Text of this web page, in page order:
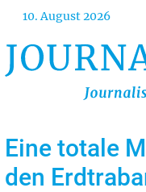
Direkt
Inhalt
10. August 2026
Eine totale
den